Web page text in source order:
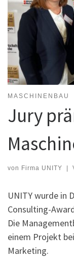
MASCHINENBAU
Jury
von Firma UNITY |
UNITY wurde in
Consulting-
Die
einem Projekt
Marketing.